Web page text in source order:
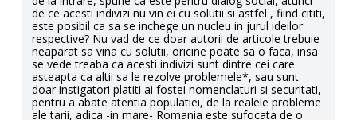
de ce acesti indivizi nu vin ei cu solutii si astfel , fiind cititi,
este posibil ca sa se inchege un nucleu in jurul ideilor
respective? Nu vad de ce doar autorii de articole trebuie
neaparat sa vina cu solutii, oricine poate sa o faca, insa
se vede treaba ca acesti indivizi sunt dintre cei care
asteapta ca altii sa le rezolve problemele*, sau sunt
doar instigatori platiti ai fostei nomenclaturi si securitati,
pentru a abate atentia populatiei, de la realele probleme
ale tarii, adica -in mare- Romania este sufocata de o